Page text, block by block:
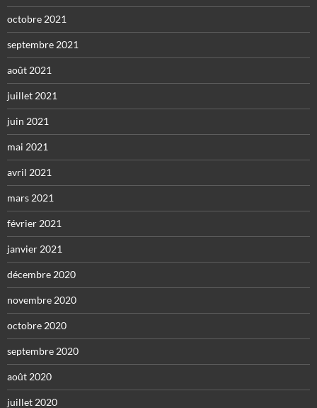
octobre 2021
septembre 2021
août 2021
juillet 2021
juin 2021
mai 2021
avril 2021
mars 2021
février 2021
janvier 2021
décembre 2020
novembre 2020
octobre 2020
septembre 2020
août 2020
juillet 2020